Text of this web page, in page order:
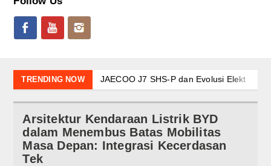
Event Terbaru
New Shoot
SQ
SPL
TRENDING NOW
JAECOO J7 SHS-P dan Evolusi
Kehadiran Robot Humanoid AiMOGA di
JAECOO J5 EV Jadi “Kanvas”
JAECOO Kenalkan Program Co-Creation
Arsitektur Kendaraan Listrik BYD
dalam Menembus Batas Mobilitas
Masa Depan: Integrasi Kecerdasan
Tek